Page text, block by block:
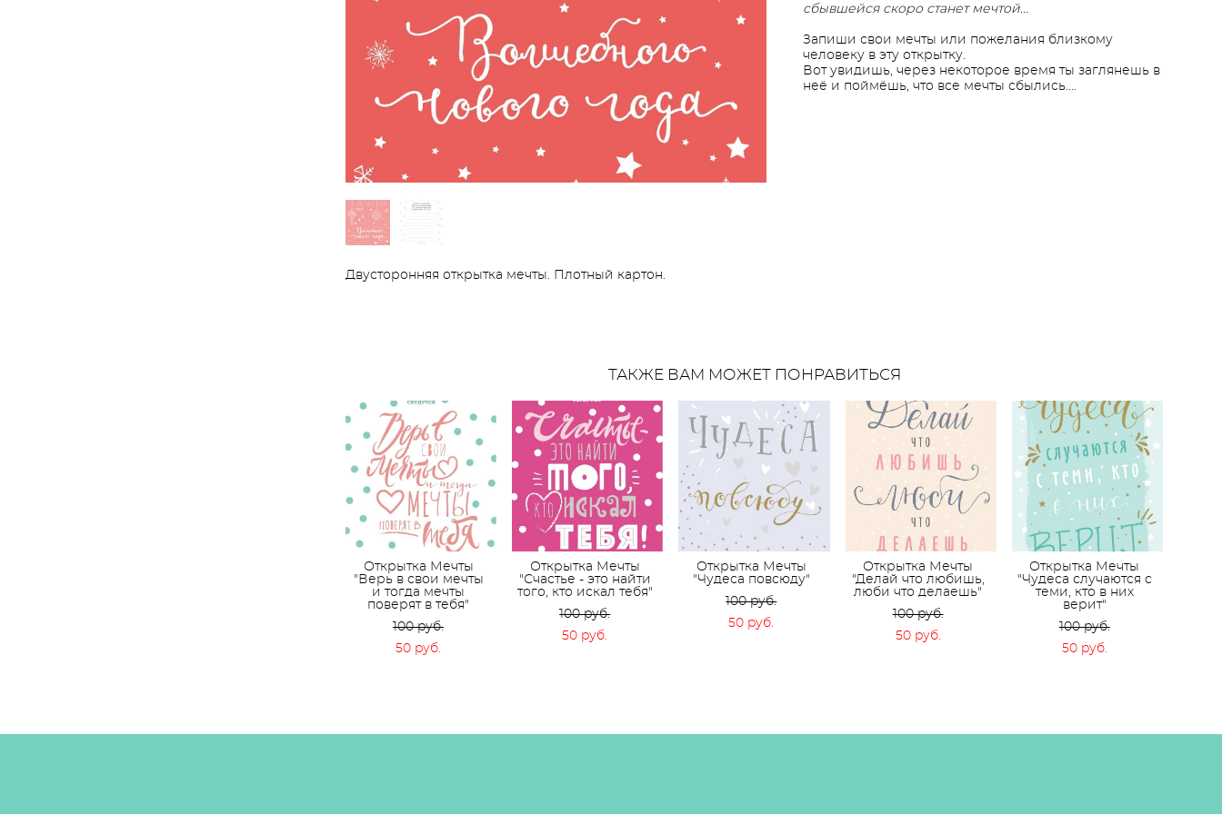
сбывшейся скоро станет мечтой...
Запиши свои мечты или пожелания близкому
человеку в эту открытку.
Вот увидишь, через некоторое время ты заглянешь в
неё и поймёшь, что все мечты сбылись....
Двусторонняя открытка мечты. Плотный картон.
ТАКЖЕ ВАМ МОЖЕТ ПОНРАВИТЬСЯ
Открытка Мечты
"Верь в свои мечты
и тогда мечты
поверят в тебя"
100 pуб.
50 pуб.
Открытка Мечты
"Счастье - это найти
того, кто искал тебя"
100 pуб.
50 pуб.
Открытка Мечты
"Чудеса повсюду"
100 pуб.
50 pуб.
Открытка Мечты
"Делай что любишь,
люби что делаешь"
100 pуб.
50 pуб.
Открытка Мечты
"Чудеса случаются с
теми, кто в них
верит"
100 pуб.
50 pуб.